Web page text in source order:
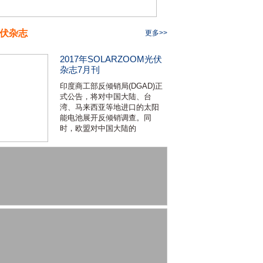
杂志 更多>>
2017年SOLARZOOM光伏
杂志7月刊
印度商工部反倾销局(DGAD)正
式公告，将对中国大陆、台
湾、马来西亚等地进口的太阳
能电池展开反倾销调查。同
时，欧盟对中国大陆的